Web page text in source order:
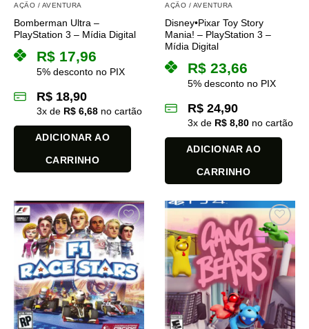
AÇÃO / AVENTURA
Bomberman Ultra –
PlayStation 3 – Mídia Digital
R$ 17,96
5% desconto no PIX
R$ 18,90
3x de R$ 6,68 no cartão
ADICIONAR AO
CARRINHO
AÇÃO / AVENTURA
Disney•Pixar Toy Story
Mania! – PlayStation 3 –
Mídia Digital
R$ 23,66
5% desconto no PIX
R$ 24,90
3x de R$ 8,80 no cartão
ADICIONAR AO
CARRINHO